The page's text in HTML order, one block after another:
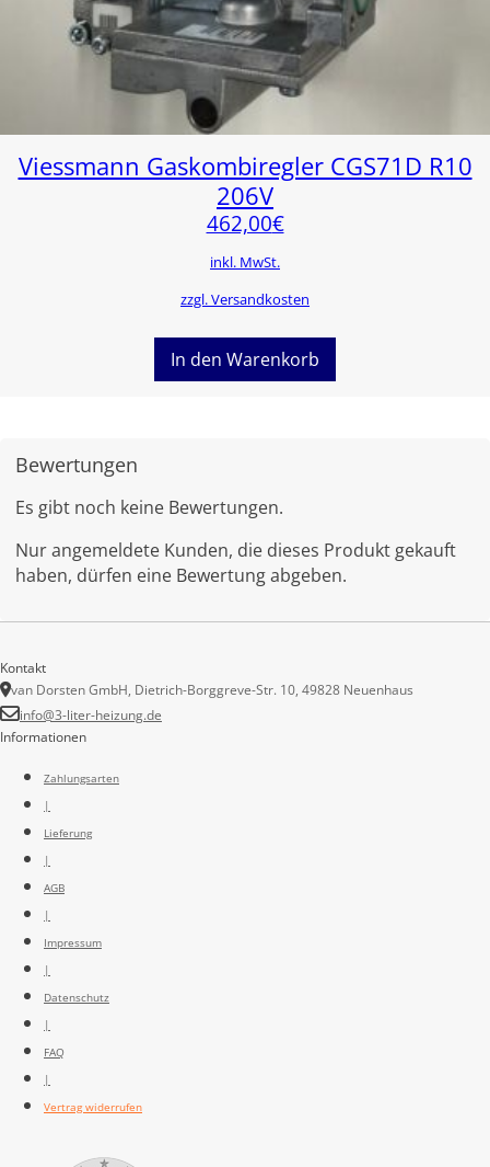
Viessmann Gaskombiregler CGS71D R10
206V
462,00€
inkl. MwSt.
zzgl. Versandkosten
In den Warenkorb
Bewertungen
Es gibt noch keine Bewertungen.
Nur angemeldete Kunden, die dieses Produkt gekauft
haben, dürfen eine Bewertung abgeben.
Informationen
Zahlungsarten
|
Lieferung
|
AGB
|
Impressum
|
Datenschutz
|
FAQ
|
Vertrag widerrufen
Kontakt
van Dorsten GmbH, Dietrich-Borggreve-Str. 10, 49828 Neuenhaus
info@3-liter-heizung.de